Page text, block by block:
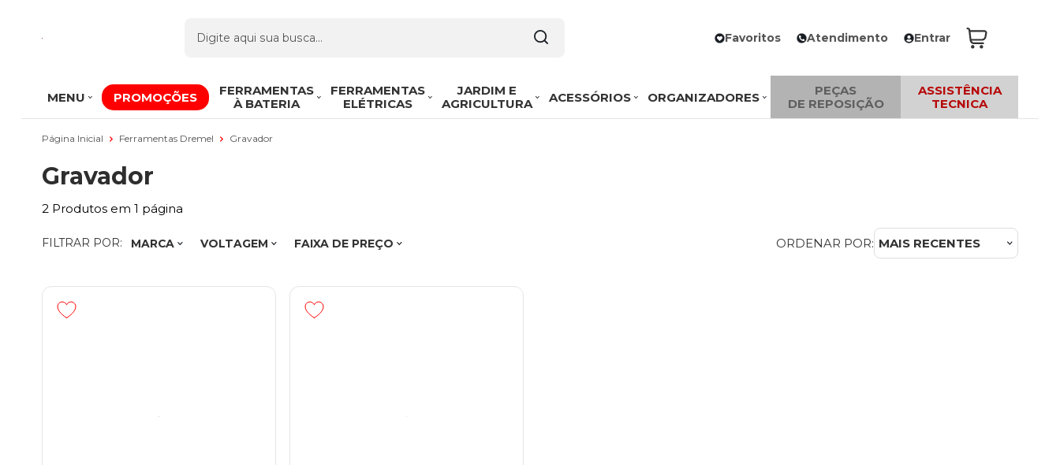
Favoritos Atendimento Entrar
MENU PROMOÇÕES
FERRAMENTAS
À BATERIA
FERRAMENTAS
ELÉTRICAS
JARDIM E
AGRICULTURA
ACESSÓRIOS ORGANIZADORES
PEÇAS
DE REPOSIÇÃO
ASSISTÊNCIA
TECNICA
Página Inicial Ferramentas Dremel Gravador
Gravador
2 Produtos em 1 página
FILTRAR POR: MARCA VOLTAGEM FAIXA DE PREÇO ORDENAR POR: MAIS RECENTES